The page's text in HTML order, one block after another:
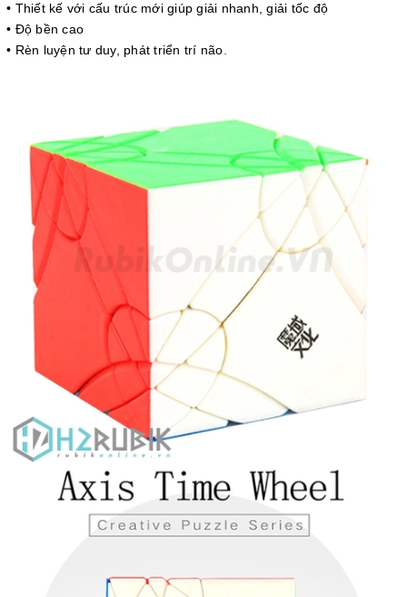
• Thiết kế với cấu trúc mới giúp giải nhanh, giải tốc độ
• Độ bền cao
• Rèn luyện tư duy, phát triển trí não.